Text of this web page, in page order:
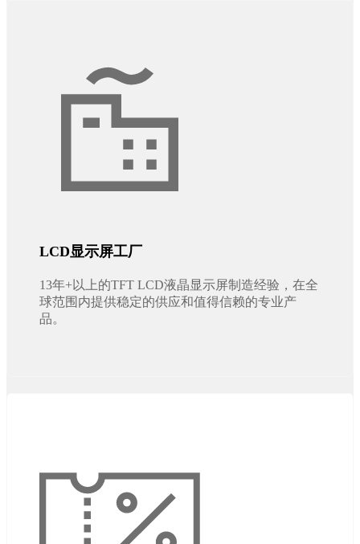
LCD显示屏工厂
13年+以上的TFT LCD液晶显示屏制造经验，在全
球范围内提供稳定的供应和值得信赖的专业产
品。